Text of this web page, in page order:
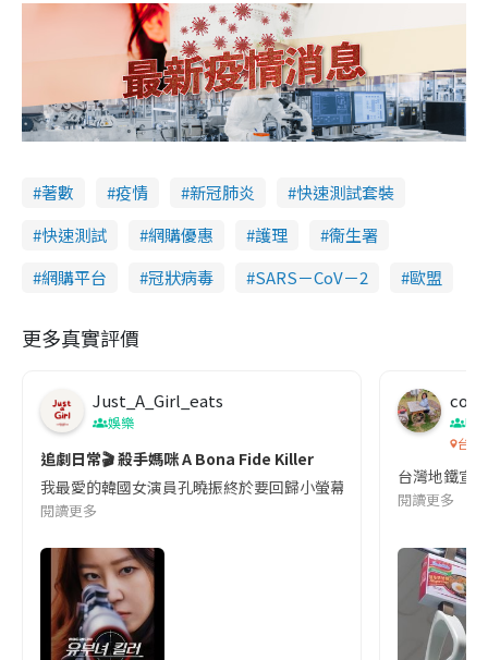
著數 疫情 新冠肺炎
快速測試套裝
快速測試
網購優惠 護理
衞生署
網購平台
冠狀病毒 SARS－CoV－2 歐盟
更多真實評價
Just_A_Girl_eats
娛樂
追劇日常🎬 殺手媽咪 A Bona Fide Killer
我最愛的韓國女演員孔曉振終於要回歸小螢幕啦!這次的劇本改編
閱讀更多
co
吹
台灣
台灣地鐵宣
閱讀更多